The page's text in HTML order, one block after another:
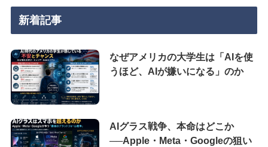
新着記事
なぜアメリカの大学生は「AIを使
うほど、AIが嫌いになる」のか
AIグラス戦争、本命はどこか
──Apple・Meta・Googleの狙い